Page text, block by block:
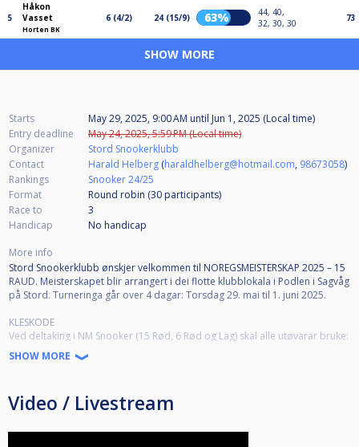
5
Håkon
Vasset
Horten BK
6 (4/2) 24 (15/9) 63%
44, 40,
32, 30, 30
73
SHOW MORE
Starts May 29, 2025, 9:00 AM until Jun 1, 2025 (Local time)
Entry deadline
May 24, 2025, 5:59 PM (Local time)
Organizer
Stord Snookerklubb
Contact
Harald Helberg (haraldhelberg@hotmail.com, 98673058)
Rankings
Snooker 24/25
Format
Round robin (30 participants)
Race to
3
Handicap
No handicap
More info
Stord Snookerklubb ønskjer velkommen til NOREGSMEISTERSKAP 2025 – 15
RAUD. Meisterskapet blir arrangert i dei flotte klubblokala i Podlen i Sagvåg
på Stord. Turneringa går over 4 dagar: Torsdag 29. mai til 1. juni 2025.
KLESKODE
Ved deltaking i NM Snooker (15 Rød, 6 Rød og Lag) skal alle utøvarar bruke:
i. Vest (ikkje skinnvest) med klubblogo, og
ii. langerma, ensfarga skjorte med krage, og
Stord lufthamn (Sørstokken) ligg få minutt med køyring fra Stord
SHOW MORE
Video / Livestream